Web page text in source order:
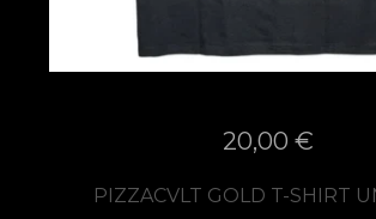
20,00 €
PIZZACVLT GOLD T-SHIRT